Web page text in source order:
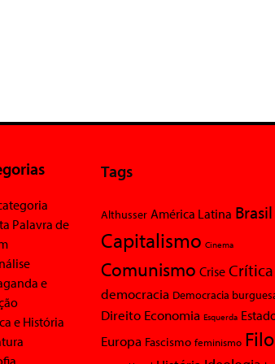
Palavra de
e
e História
Tags
Althusser América Latina Brasil
Capitalismo Cinema
Comunismo Crise Crítica
democracia Democracia
Direito Economia Esquerda
Europa Fascismo feminismo